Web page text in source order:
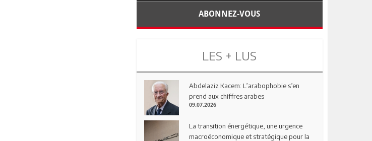
ABONNEZ-VOUS
LES + LUS
Abdelaziz Kacem: L’arabophobie s’en
prend aux chiffres arabes
09.07.2026
La transition énergétique, une urgence
macroéconomique et stratégique pour la